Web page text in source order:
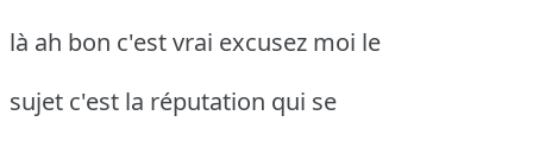
là ah bon c'est vrai excusez moi le
sujet c'est la réputation qui se